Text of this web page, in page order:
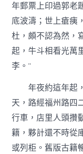
年郵票上印過郭老
底波濤；世上瘡痍
杜，頗不認為然，
起，牛斗相看光萬
李。”
年夜約這年起
天，路經福州路四
行車，店里人頭攢
籍，夥計還不時從
或列柜。舊版古籍